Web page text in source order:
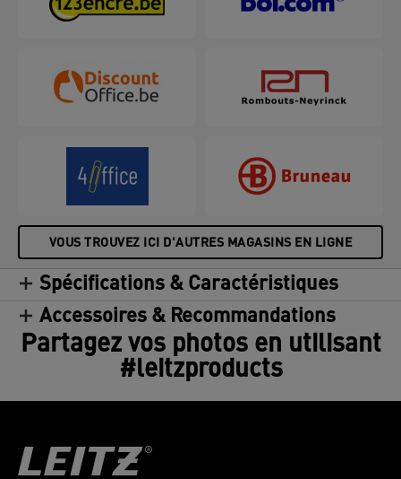
VOUS TROUVEZ ICI D'AUTRES MAGASINS EN LIGNE
Spécifications & Caractéristiques
Accessoires & Recommandations
Partagez vos photos en utilisant
#leitzproducts